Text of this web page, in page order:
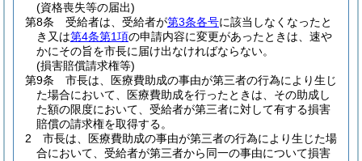
(資格喪失等の届出)
第8条
受給者は、受給者が第3条各号に該当しなくなったと
き又は第4条第1項の申請内容に変更があったときは、速や
かにその旨を市長に届け出なければならない。
(損害賠償請求権等)
第9条
市長は、医療費助成の事由が第三者の行為により生じ
た場合において、医療費助成を行ったときは、その助成し
た額の限度において、受給者が第三者に対して有する損害
賠償の請求権を取得する。
2
市長は、医療費助成の事由が第三者の行為により生じた場
合において、受給者が第三者から同一の事由について損害